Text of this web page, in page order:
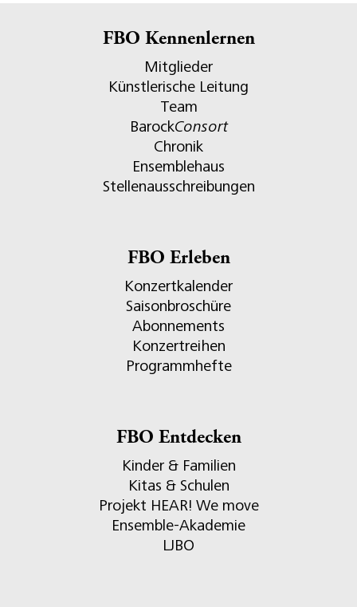
FBO Kennenlernen
Mitglieder
Künstlerische Leitung
Team
BarockConsort
Chronik
Ensemblehaus
Stellenausschreibungen
FBO Erleben
Konzertkalender
Saisonbroschüre
Abonnements
Konzertreihen
Programmhefte
FBO Entdecken
Kinder & Familien
Kitas & Schulen
Projekt HEAR! We move
Ensemble-Akademie
LJBO